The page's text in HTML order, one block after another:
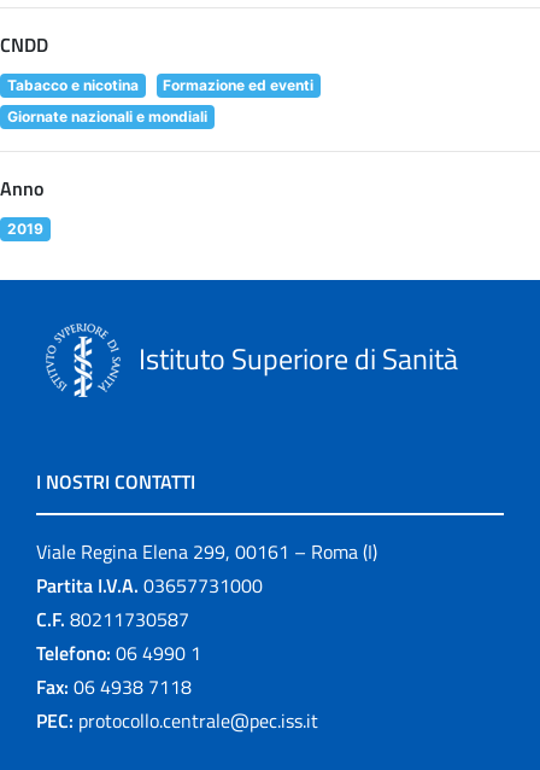
CNDD
Tabacco e nicotina
Formazione ed eventi
Giornate nazionali e mondiali
Anno
2019
Istituto Superiore di Sanità
I NOSTRI CONTATTI
Viale Regina Elena 299, 00161 – Roma (I)
Partita I.V.A. 03657731000
C.F. 80211730587
Telefono: 06 4990 1
Fax: 06 4938 7118
PEC: protocollo.centrale@pec.iss.it